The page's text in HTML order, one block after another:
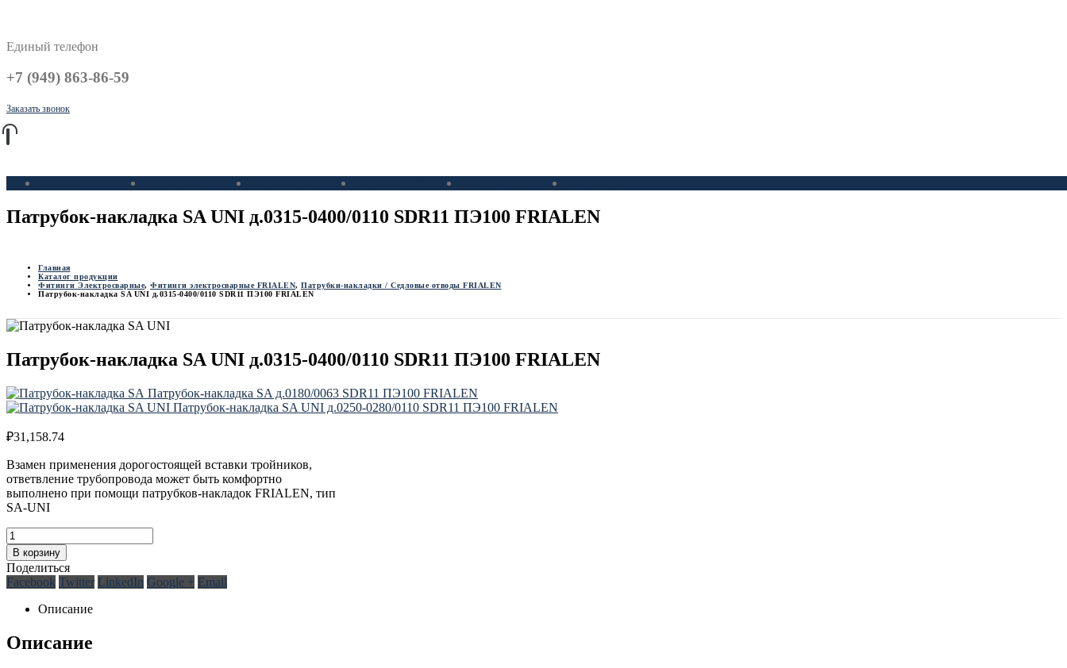
Единый телефон
+7 (949) 863-86-59
Заказать звонок
Патрубок-накладка SA UNI д.0315-0400/0110 SDR11 ПЭ100 FRIALEN
Главная
Каталог продукции
Фитинги Электросварные, Фитинги электросварные FRIALEN, Патрубки-накладки / Седловые отводы FRIALEN
Патрубок-накладка SA UNI д.0315-0400/0110 SDR11 ПЭ100 FRIALEN
Патрубок-накладка SA UNI д.0315-0400/0110 SDR11 ПЭ100 FRIALEN
Патрубок-накладка SA д.0180/0063 SDR11 ПЭ100 FRIALEN
Патрубок-накладка SA UNI д.0250-0280/0110 SDR11 ПЭ100 FRIALEN
₽31,158.74
Взамен применения дорогостоящей вставки тройников,
ответвление трубопровода может быть комфортно
выполнено при помощи патрубков-накладок FRIALEN, тип
SA-UNI
В корзину
Поделиться
Facebook Twitter LinkedIn Google + Email
Описание
Описание